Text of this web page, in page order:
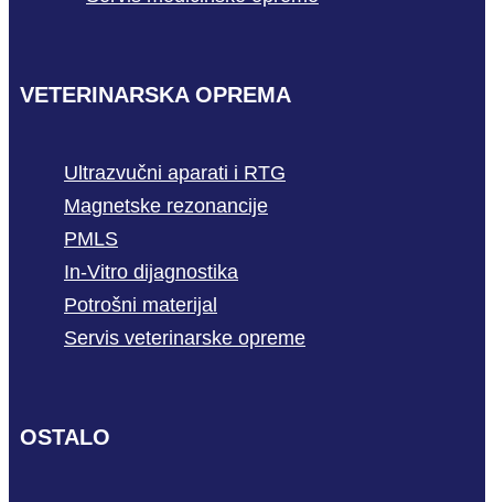
VETERINARSKA OPREMA
Ultrazvučni aparati i RTG
Magnetske rezonancije
PMLS
In-Vitro dijagnostika
Potrošni materijal
Servis veterinarske opreme
OSTALO